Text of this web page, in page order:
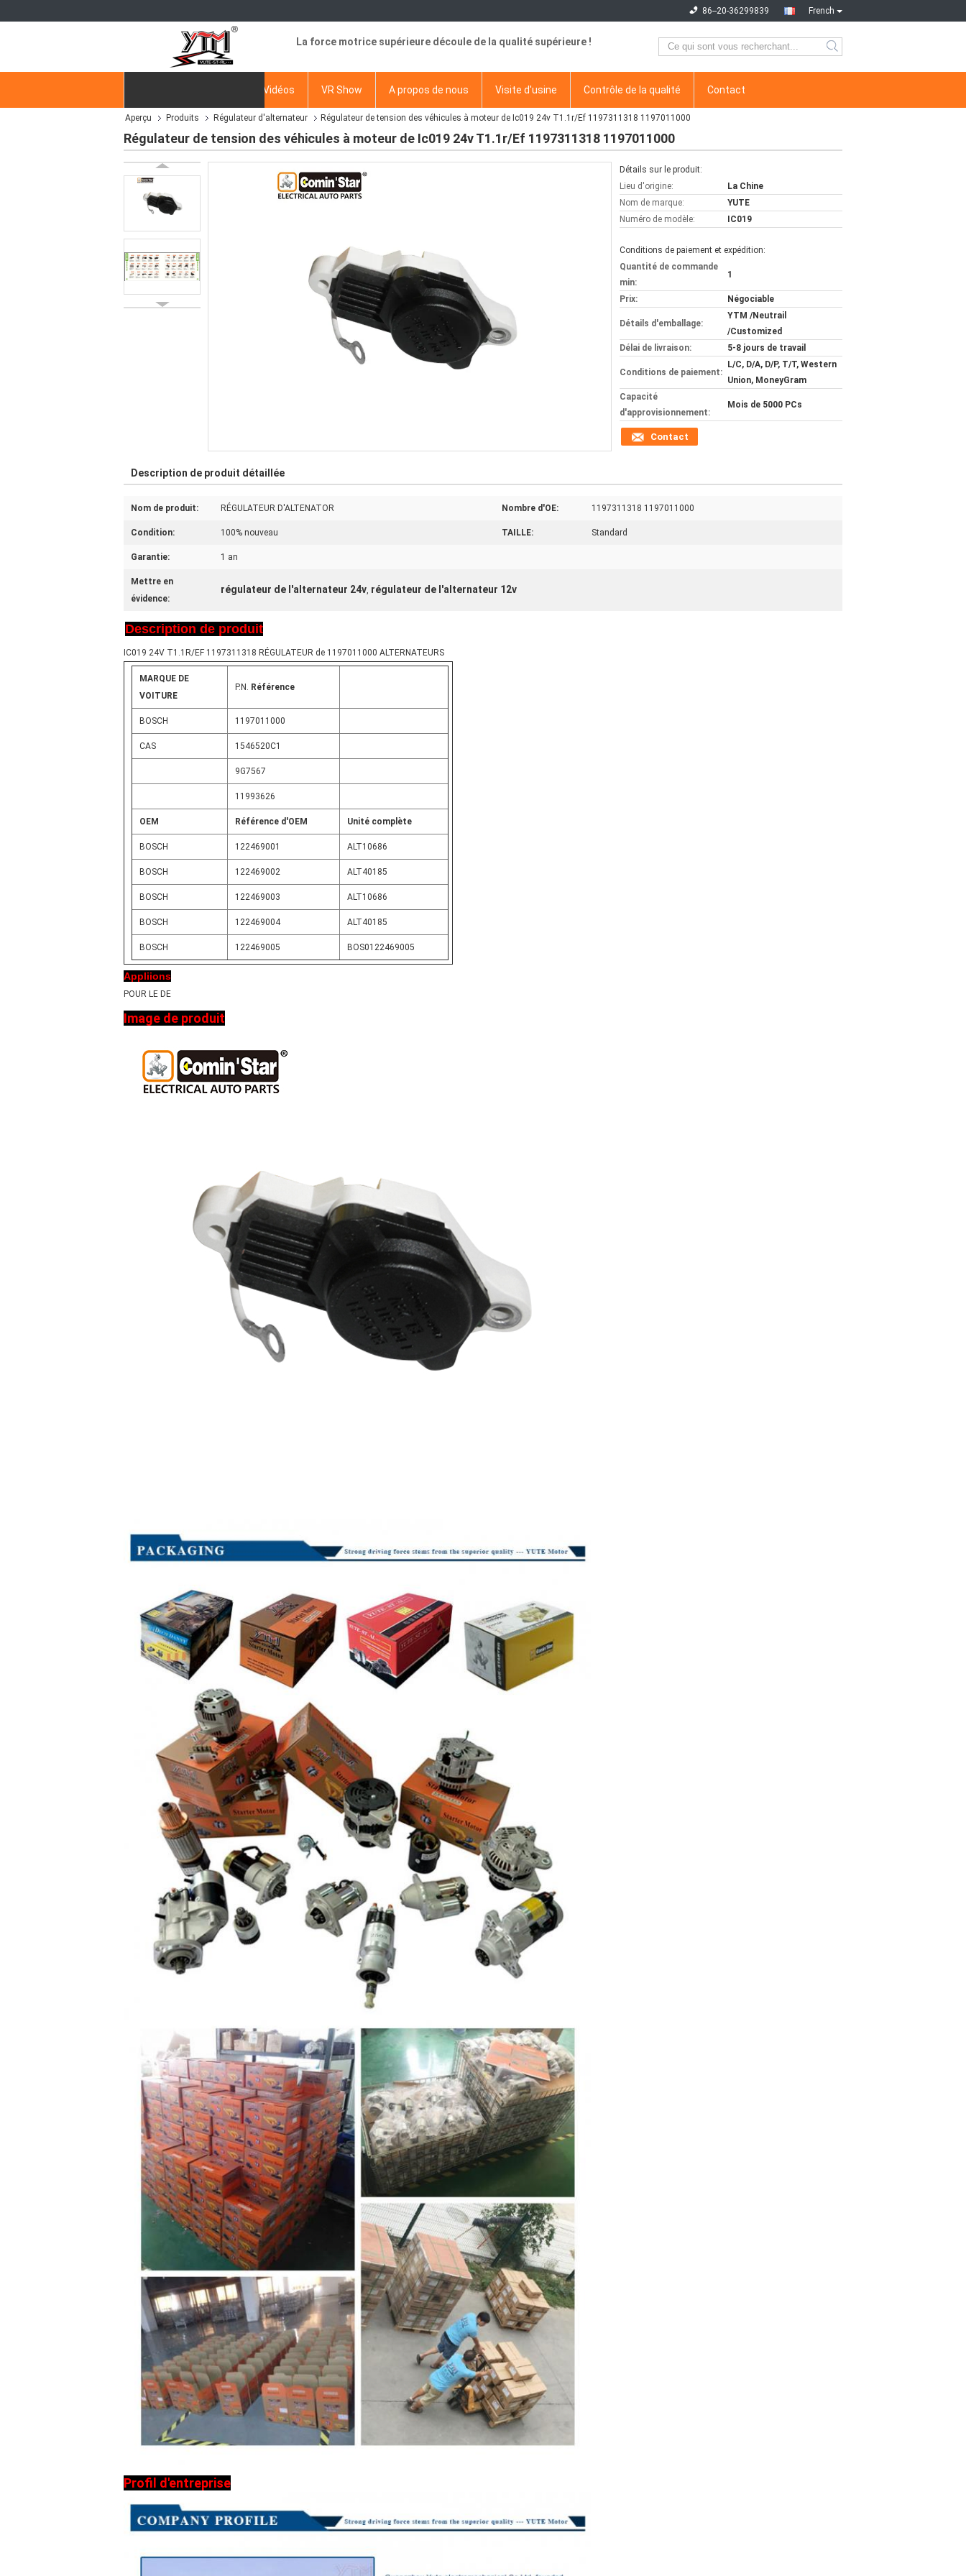
French
86--20-36299839
La force motrice supérieure découle de la qualité supérieure !
Vidéos VR Show A propos de nous Visite d'usine Contrôle de la qualité Contact
Demande de soumission
Aperçu Produits Régulateur d'alternateur Régulateur de tension des véhicules à moteur de Ic019 24v T1.1r/Ef 1197311318 1197011000
Régulateur de tension des véhicules à moteur de Ic019 24v T1.1r/Ef 1197311318 1197011000
Détails sur le produit:
Lieu d'origine:
La Chine
Nom de marque:
YUTE
Numéro de modèle:
IC019
Conditions de paiement et expédition:
Quantité de commande
min:
1
Prix: Négociable
Détails d'emballage:
YTM /Neutrail
/Customized
Délai de livraison:
5-8 jours de travail
Conditions de paiement:
L/C, D/A, D/P, T/T, Western
Union, MoneyGram
Capacité
d'approvisionnement:
Mois de 5000 PCs
Contact
Description de produit détaillée
Nom de produit: RÉGULATEUR D'ALTENATOR Nombre d'OE: 1197311318 1197011000
Condition: 100% nouveau TAILLE: Standard
Garantie: 1 an
Mettre en
évidence:
régulateur de l'alternateur 24v, régulateur de l'alternateur 12v
Description de produit
IC019 24V T1.1R/EF 1197311318 RÉGULATEUR de 1197011000 ALTERNATEURS
MARQUE DE
VOITURE
P.N. Référence
BOSCH 1197011000
CAS 1546520C1
9G7567
11993626
OEM Référence d'OEM Unité complète
BOSCH 122469001 ALT10686
BOSCH 122469002 ALT40185
BOSCH 122469003 ALT10686
BOSCH 122469004 ALT40185
BOSCH 122469005 BOS0122469005
Appliions
POUR LE DE
Image de produit
Profil d'entreprise